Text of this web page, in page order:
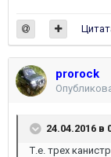
prorock
24.04.2016 в
Т.е. трех